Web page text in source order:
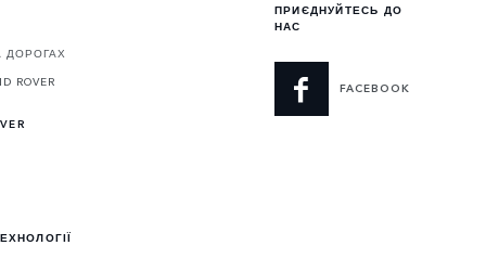
ДОРОГАХ
ROVER
ПРИЄДНУЙТЕСЬ ДО
НАС
FACEBOOK